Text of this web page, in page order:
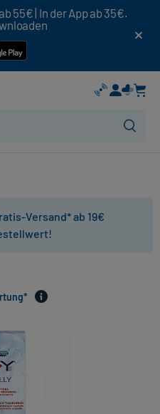
55€ | In der App ab 35€.
Versand* ab 19€